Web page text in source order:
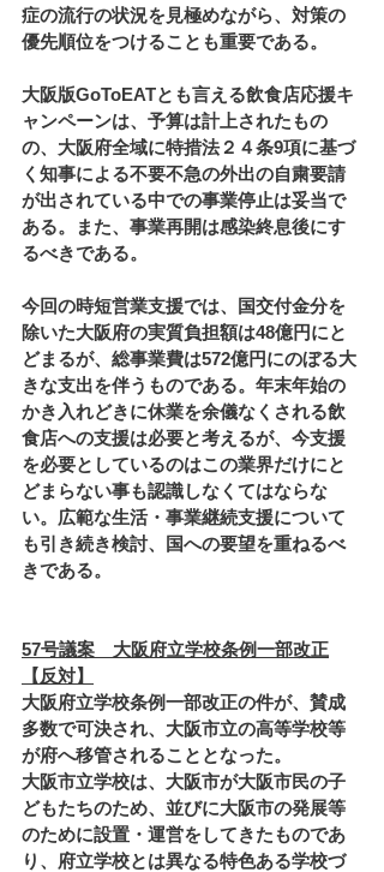
症の流行の状況を見極めながら、対策の
優先順位をつけることも重要である。
大阪版GoToEATとも言える飲食店応援キ
ャンペーンは、予算は計上されたもの
の、大阪府全域に特措法２４条9項に基づ
く知事による不要不急の外出の自粛要請
が出されている中での事業停止は妥当で
ある。また、事業再開は感染終息後にす
るべきである。
今回の時短営業支援では、国交付金分を
除いた大阪府の実質負担額は48億円にと
どまるが、総事業費は572億円にのぼる大
きな支出を伴うものである。年末年始の
かき入れどきに休業を余儀なくされる飲
食店への支援は必要と考えるが、今支援
を必要としているのはこの業界だけにと
どまらない事も認識しなくてはならな
い。広範な生活・事業継続支援について
も引き続き検討、国への要望を重ねるべ
きである。
57号議案　大阪府立学校条例一部改正
【反対】
大阪府立学校条例一部改正の件が、賛成
多数で可決され、大阪市立の高等学校等
が府へ移管されることとなった。
大阪市立学校は、大阪市が大阪市民の子
どもたちのため、並びに大阪市の発展等
のために設置・運営をしてきたものであ
り、府立学校とは異なる特色ある学校づ